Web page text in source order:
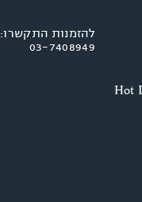
להזמנות התקשרו:
03-7408949